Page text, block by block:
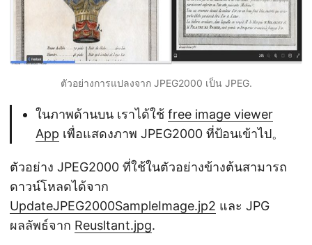
ตัวอย่างการแปลงจาก JPEG2000 เป็น JPEG.
ในภาพด้านบน เราได้ใช้ free image viewer
App เพื่อแสดงภาพ JPEG2000 ที่ป้อนเข้าไป。
ตัวอย่าง JPEG2000 ที่ใช้ในตัวอย่างข้างต้นสามารถ
ดาวน์โหลดได้จาก
UpdateJPEG2000SampleImage.jp2 และ JPG
ผลลัพธ์จาก Reusltant.jpg.